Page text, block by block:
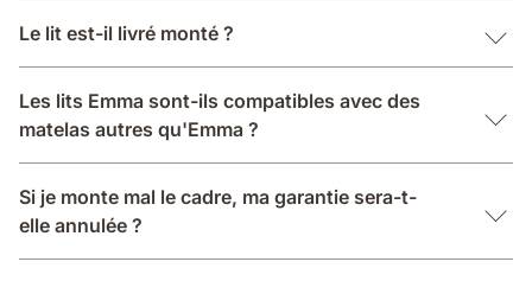
Le lit est-il livré monté ?
Les lits Emma sont-ils compatibles avec des
matelas autres qu'Emma ?
Si je monte mal le cadre, ma garantie sera-t-
elle annulée ?